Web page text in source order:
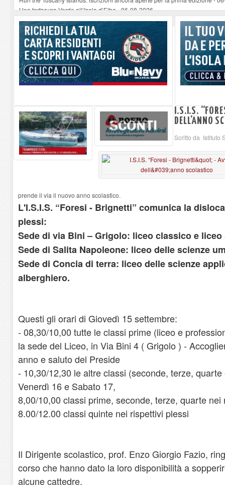
Una tartaruga Verde all’Isola d’Elba-06-08-2026
Furgone in fiamme a Capoliveri, illeso il conducente-06-08-2026
Campo: chiusura della biblioteca comunale in occasione del Santo Patrono
A Carpani si apre la Festa di Liberazione: il programma della prima serata-
I.S.I.S.
DELL'ANNO
Scritto da Istituto
prende il via il nuovo anno scolastico.
L'I.S.I.S. “Foresi - Brignetti” comunica la
plessi:
Sede di via Bini – Grigolo: liceo classico e
Sede di Salita Napoleone: liceo delle scienze
Sede di Concia di terra: liceo delle scienze
alberghiero.
Questi gli orari di Giovedì 15 settembre:
- 08,30/10,00 tutte le classi prime (liceo e
la sede del Liceo, in Via Bini 4 ( Grigolo ) -
anno e saluto del Preside
- 10,30/12,30 le altre classi (seconde, terze,
Venerdì 16 e Sabato 17,
8,00/10,00 classi prime, seconde, terze, quarte nei
8.00/12.00 classi quinte nei rispettivi plessi
Il Dirigente scolastico, prof. Enzo Giorgio Fazio,
corso che hanno dato la loro disponibilità a
alcune cattedre.